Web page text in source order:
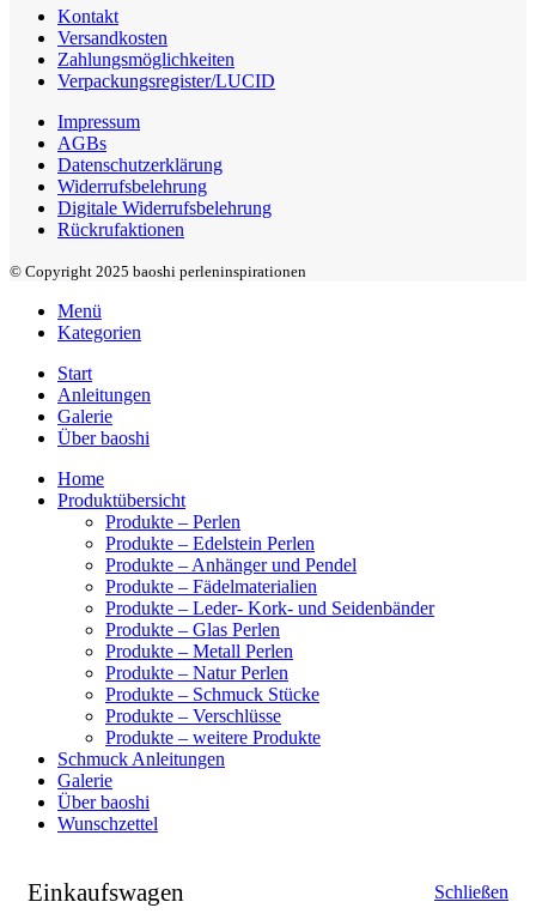
Kontakt
Versandkosten
Zahlungsmöglichkeiten
Verpackungsregister/LUCID
Impressum
AGBs
Datenschutzerklärung
Widerrufsbelehrung
Digitale Widerrufsbelehrung
Rückrufaktionen
© Copyright 2025 baoshi perleninspirationen
Menü
Kategorien
Start
Anleitungen
Galerie
Über baoshi
Home
Produktübersicht
Produkte – Perlen
Produkte – Edelstein Perlen
Produkte – Anhänger und Pendel
Produkte – Fädelmaterialien
Produkte – Leder- Kork- und Seidenbänder
Produkte – Glas Perlen
Produkte – Metall Perlen
Produkte – Natur Perlen
Produkte – Schmuck Stücke
Produkte – Verschlüsse
Produkte – weitere Produkte
Schmuck Anleitungen
Galerie
Über baoshi
Wunschzettel
Einkaufswagen Schließen